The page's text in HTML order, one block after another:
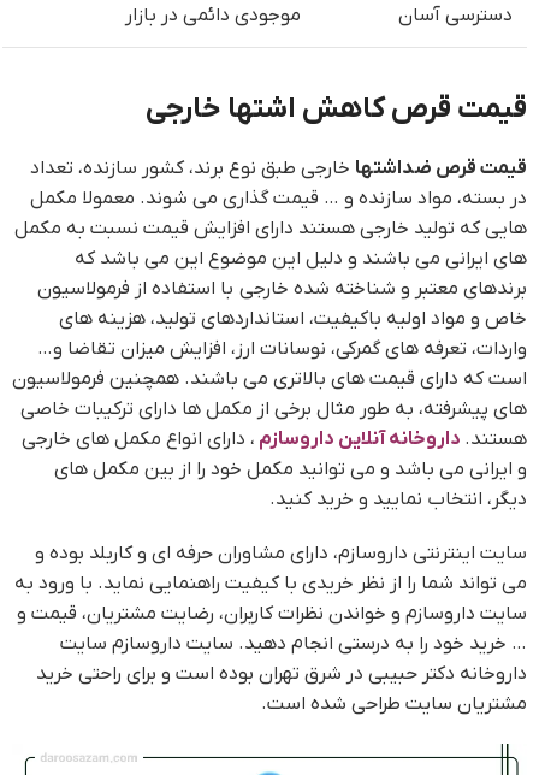
دسترسی آسان موجودی دائمی در بازار
قیمت قرص کاهش اشتها خارجی
قیمت قرص ضداشتها خارجی طبق نوع برند، کشور سازنده، تعداد
در بسته، مواد سازنده و … قیمت گذاری می شوند. معمولا مکمل
هایی که تولید خارجی هستند دارای افزایش قیمت نسبت به مکمل
های ایرانی می باشند و دلیل این موضوع این می باشد که
برندهای معتبر و شناخته شده خارجی با استفاده از فرمولاسیون
خاص و مواد اولیه باکیفیت، استانداردهای تولید، هزینه های
واردات، تعرفه های گمرکی، نوسانات ارز، افزایش میزان تقاضا و…
است که دارای قیمت های بالاتری می باشند. همچنین فرمولاسیون
های پیشرفته، به طور مثال برخی از مکمل ها دارای ترکیبات خاصی
هستند. داروخانه آنلاین داروسازم ، دارای انواع مکمل های خارجی
و ایرانی می باشد و می توانید مکمل خود را از بین مکمل های
دیگر، انتخاب نمایید و خرید کنید.
سایت اینترنتی داروسازم، دارای مشاوران حرفه ای و کاربلد بوده و
می تواند شما را از نظر خریدی با کیفیت راهنمایی نماید. با ورود به
سایت داروسازم و خواندن نظرات کاربران، رضایت مشتریان، قیمت و
… خرید خود را به درستی انجام دهید. سایت داروسازم سایت
داروخانه دکتر حبیبی در شرق تهران بوده است و برای راحتی خرید
مشتریان سایت طراحی شده است.